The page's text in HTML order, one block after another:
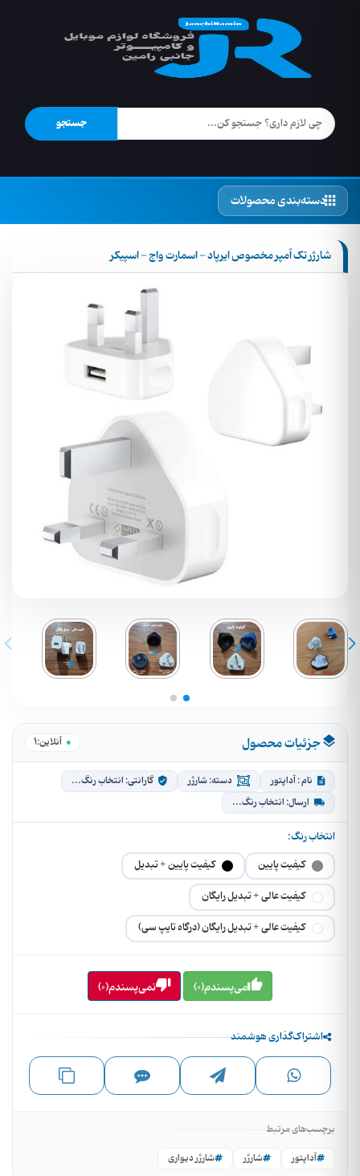
جستجو
دسته‌بندی محصولات
شارژر تک آمپر مخصوص ایرپاد - اسمارت واچ - اسپیکر
جزئیات محصول آنلاین:1
نام : آداپتور دسته: شارژر
گارانتی: انتخاب رنگ...
ارسال: انتخاب رنگ...
انتخاب رنگ:
کیفیت پایین
کیفیت پایین + تبدیل
کیفیت عالی + تبدیل رایگان
کیفیت عالی + تبدیل رایگان (درگاه تایپ سی)
می‌پسندم(0) نمی‌پسندم(0)
اشتراک‌گذاری هوشمند
برچسب‌های مرتبط
آداپتور
شارژر شارژر دیواری